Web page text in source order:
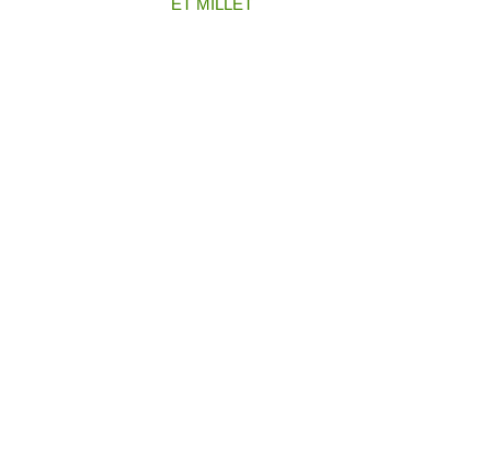
ET MILLET